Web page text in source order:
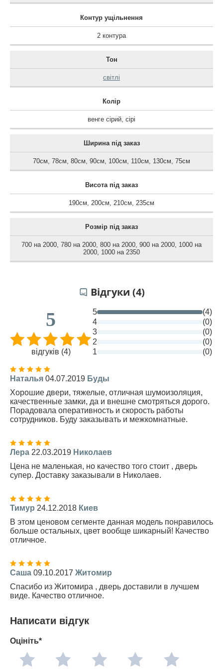
Контур ущільнення
2 контура
Тон
світлі
Колір
венге сірий сірі
Ширина під заказ
70см 78см 80см 90см 100см 110см 130см 75см
Висота під заказ
190см 200см 210см 235см
Розмір під заказ
700 на 2000 780 на 2000 800 на 2000 900 на 2000 1000 на
2000 1000 на 2350
Відгуки (4)
5
відгуків (4)
5
(4)
4
(0)
3
(0)
2
(0)
1
(0)
Наталья 04.07.2019 Буды
Хорошие двери, тяжелые, отличная шумоизоляция,
качественные замки, да и внешне смотряться дорого.
Порадовала оперативность и скорость работы
сотрудников. Буду заказывать и межкомнатные.
Лера 22.03.2019 Николаев
Цена не маленькая, но качество того стоит , дверь
супер. Доставку заказывали в Николаев.
Тимур 24.12.2018 Киев
В этом ценовом сегменте данная модель понравилось
больше остальных, цвет вообще шикарный! Качество
отличное.
Саша 09.10.2017 Житомир
Спасибо из Житомира , дверь доставили в лучшем
виде. Качество отличное.
Написати відгук
Оцініть*